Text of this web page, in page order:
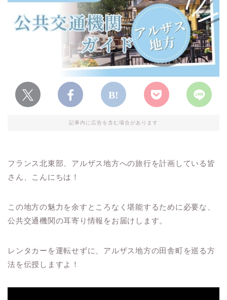
記事内に広告を含む場合があります
フランス北東部、アルザス地方への旅行を計画している皆
さん、こんにちは！
この地方の魅力を余すところなく堪能するために必要な、
公共交通機関の耳寄り情報をお届けします。
レンタカーを運転せずに、アルザス地方の田舎町を巡る方
法を伝授しますよ！